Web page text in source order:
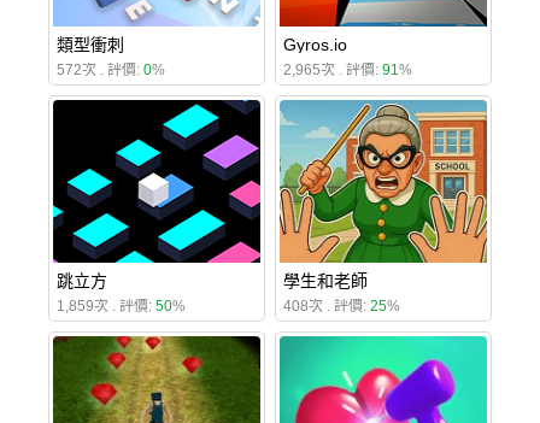
類型衝刺
572次 . 評價: 0%
Gyros.io
2,965次 . 評價: 91%
跳立方
1,859次 . 評價: 50%
學生和老師
408次 . 評價: 25%